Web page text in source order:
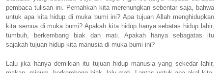
pembaca tulisan ini. Pernahkah kita merenungkan sebentar saja, bahwa
untuk apa kita hidup di muka bumi ini? Apa tujuan Allah menghidupkan
kita semua di muka bumi? Apakah kita hidup hanya sebatas hidup lahir,
tumbuh, berkembang biak dan mati. Apakah hanya sebagatas itu
sajakah tujuan hidup kita manusia di muka bumi ini?
Lalu jika hanya demikian itu tujuan hidup manusia yang sekedar lahir,